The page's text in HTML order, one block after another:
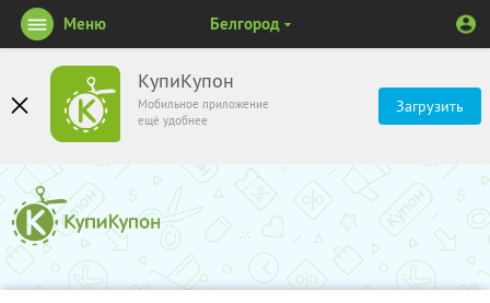
КупиКупон
Мобильное приложение
ещё удобнее
Загрузить
Меню Белгород